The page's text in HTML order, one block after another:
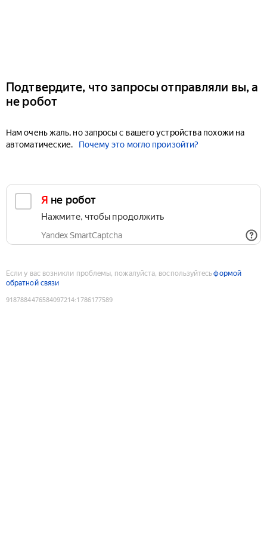
Подтвердите, что запросы отправляли вы, а
не робот
Нам очень жаль, но запросы с вашего устройства похожи на
автоматические.
Почему это могло произойти?
Я не робот
Нажмите, чтобы продолжить
Yandex SmartCaptcha
Если у вас возникли проблемы, пожалуйста, воспользуйтесьформой
обратной связи
9187884476584097214:1786177589